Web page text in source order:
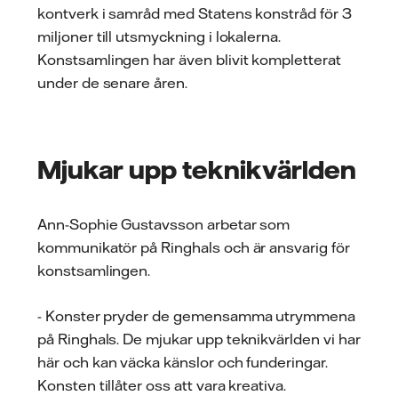
kontverk i samråd med Statens konstråd för 3
miljoner till utsmyckning i lokalerna.
Konstsamlingen har även blivit kompletterat
under de senare åren.
Mjukar upp teknikvärlden
Ann-Sophie Gustavsson arbetar som
kommunikatör på Ringhals och är ansvarig för
konstsamlingen.
- Konster pryder de gemensamma utrymmena
på Ringhals. De mjukar upp teknikvärlden vi har
här och kan väcka känslor och funderingar.
Konsten tillåter oss att vara kreativa.